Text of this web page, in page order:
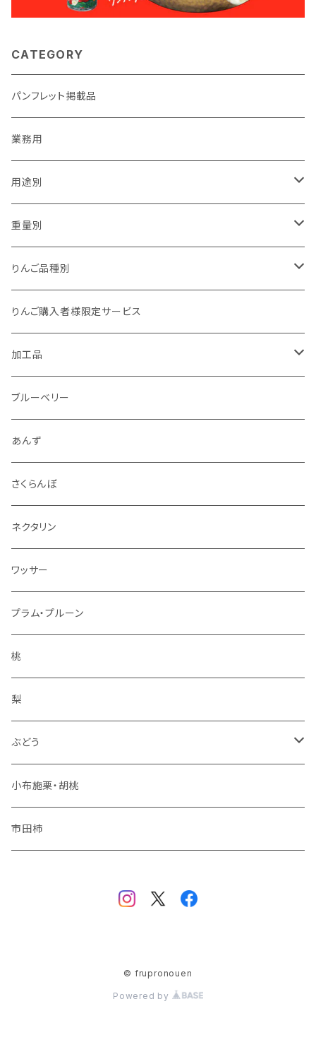
CATEGORY
パンフレット掲載品
業務用
用途別
贈答用
家庭用（訳あり）
加工用
重量別
1kg以下
1kg
1.5kg～2kg
2.5kg～3kg
4.5kg～5kg
9kg～10kg
りんご品種別
夏あかり
シナノリップ
サンつがる
秋映
シナノスイート
紅玉
シナノゴールド
ぐんま名月
王林
サンふじ
冬りんご
夏りんご
秋りんご
りんご購入者様限定サービス
加工品
ジュース
ジャム
スパイス
ドライフルーツ
アルコール
冷凍フルーツ
コンポート
ブルーベリー
あんず
さくらんぼ
ネクタリン
ワッサー
プラム・プルーン
桃
梨
ぶどう
シャインマスカット
ナガノパープル
小布施栗・胡桃
市田柿
© frupronouen
Powered by